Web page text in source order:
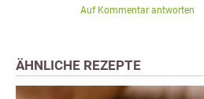
Auf Kommentar antworten
ÄHNLICHE REZEPTE